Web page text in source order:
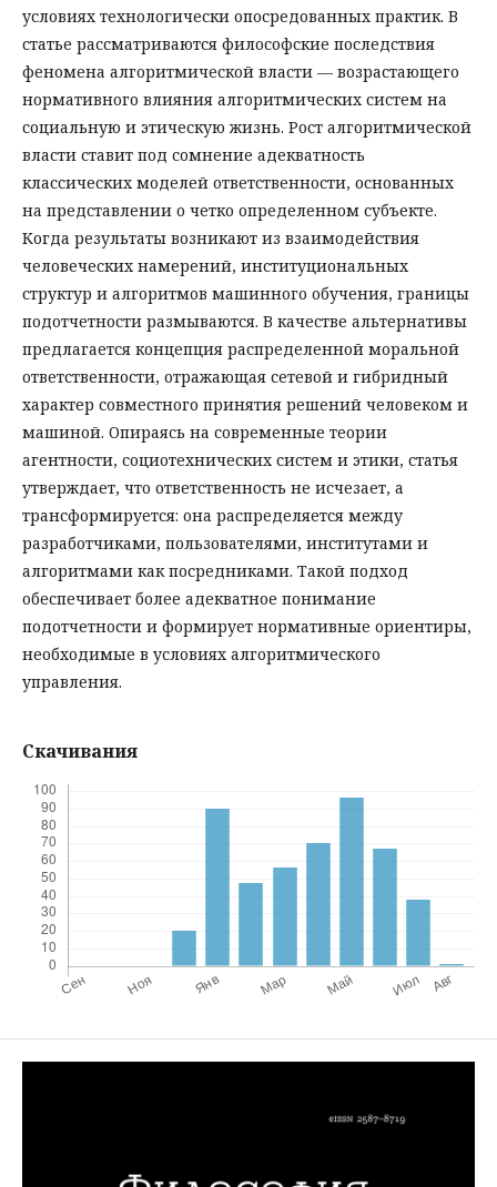
условиях технологически опосредованных практик. В
статье рассматриваются философские последствия
феномена алгоритмической власти — возрастающего
нормативного влияния алгоритмических систем на
социальную и этическую жизнь. Рост алгоритмической
власти ставит под сомнение адекватность
классических моделей ответственности, основанных
на представлении о четко определенном субъекте.
Когда результаты возникают из взаимодействия
человеческих намерений, институциональных
структур и алгоритмов машинного обучения, границы
подотчетности размываются. В качестве альтернативы
предлагается концепция распределенной моральной
ответственности, отражающая сетевой и гибридный
характер совместного принятия решений человеком и
машиной. Опираясь на современные теории
агентности, социотехнических систем и этики, статья
утверждает, что ответственность не исчезает, а
трансформируется: она распределяется между
разработчиками, пользователями, институтами и
алгоритмами как посредниками. Такой подход
обеспечивает более адекватное понимание
подотчетности и формирует нормативные ориентиры,
необходимые в условиях алгоритмического
управления.
Скачивания